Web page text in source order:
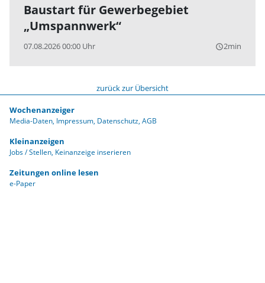
Baustart für Gewerbegebiet
„Umspannwerk“
07.08.2026 00:00 Uhr query_builder2min
zurück zur Übersicht
Wochenanzeiger
Media-Daten Impressum Datenschutz AGB
Kleinanzeigen
Jobs / Stellen Keinanzeige inserieren
Zeitungen online lesen
e-Paper